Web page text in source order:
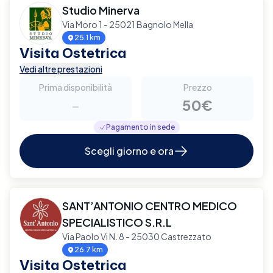
Studio Minerva
Via Moro 1 - 25021 Bagnolo Mella
25.1 km
Visita Ostetrica
Vedi altre prestazioni
Prima disponibilità
-
Prezzo
50€
Pagamento in sede
Scegli giorno e ora
SANT’ANTONIO CENTRO MEDICO
SPECIALISTICO S.R.L
Via Paolo Vi N. 8 - 25030 Castrezzato
26.7 km
Visita Ostetrica